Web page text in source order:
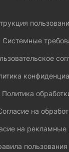
Системные
Политика
на
на